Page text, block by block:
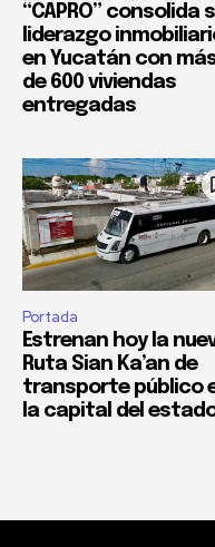
“CAPRO” consolida
liderazgo
en Yucatán con
de 600 viviendas
entregadas
Portada
Estrenan hoy la
Ruta Sian Ka’an de
transporte público
la capital del